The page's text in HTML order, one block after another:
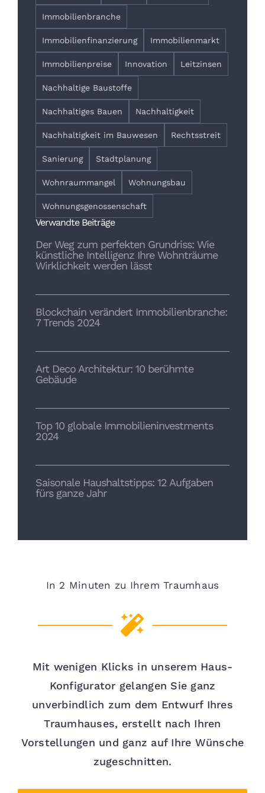
Immobilienbranche
Immobilienfinanzierung Immobilienmarkt
Immobilienpreise Innovation Leitzinsen
Nachhaltige Baustoffe
Nachhaltiges Bauen Nachhaltigkeit
Nachhaltigkeit im Bauwesen Rechtsstreit
Sanierung Stadtplanung
Wohnraummangel Wohnungsbau
Wohnungsgenossenschaft
Verwandte Beiträge
Der Weg zum perfekten Grundriss: Wie
künstliche Intelligenz Ihre Wohnträume
Wirklichkeit werden lässt
Blockchain verändert Immobilienbranche:
7 Trends 2024
Art Deco Architektur: 10 berühmte
Gebäude
Top 10 globale Immobilieninvestments
2024
Saisonale Haushaltstipps: 12 Aufgaben
fürs ganze Jahr
In 2 Minuten zu Ihrem Traumhaus
Mit wenigen Klicks in unserem Haus-
Konfigurator gelangen Sie ganz
unverbindlich zum dem Entwurf Ihres
Traumhauses, erstellt nach Ihren
Vorstellungen und ganz auf Ihre Wünsche
zugeschnitten.